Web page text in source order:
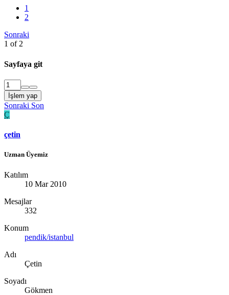
1
2
Sonraki
1 of 2
Sayfaya git
İşlem yap
Sonraki Son
Ç
çetin
Uzman Üyemiz
Katılım
10 Mar 2010
Mesajlar
332
Konum
pendik/istanbul
Adı
Çetin
Soyadı
Gökmen